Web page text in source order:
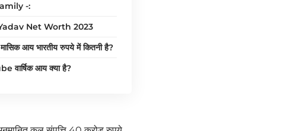
-:
Net Worth 2023
आय भारतीय रुपये में कितनी है?
वार्षिक आय क्या है?